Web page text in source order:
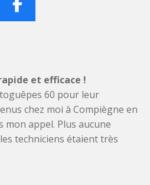
F
a
b
o
o
k
rapide et efficace !
60 pour leur
chez moi à Compiègne en
mon appel. Plus aucune
techniciens étaient très